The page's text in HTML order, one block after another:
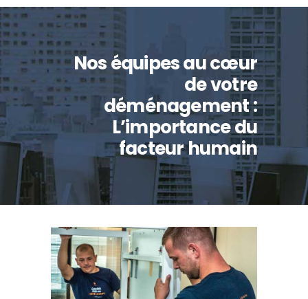
Nos équipes au cœur
de votre
déménagement :
L’importance du
facteur humain
LE BLOG
DEMANDER UN DEVIS